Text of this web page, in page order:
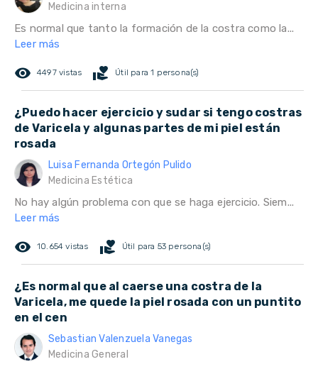
Medicina interna
Es normal que tanto la formación de la costra como la...
Leer más
remove_red_eye 4497 vistas volunteer_activism Útil para 1 persona(s)
¿Puedo hacer ejercicio y sudar si tengo costras
de Varicela y algunas partes de mi piel están
rosada
Luisa Fernanda Ortegón Pulido
Medicina Estética
No hay algún problema con que se haga ejercicio. Siem...
Leer más
remove_red_eye 10.654 vistas volunteer_activism Útil para 53 persona(s)
¿Es normal que al caerse una costra de la
Varicela, me quede la piel rosada con un puntito
en el cen
Sebastian Valenzuela Vanegas
Medicina General